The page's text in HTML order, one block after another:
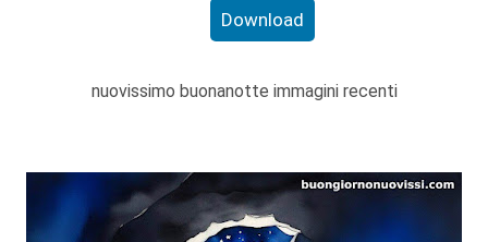
Download
nuovissimo buonanotte immagini recenti